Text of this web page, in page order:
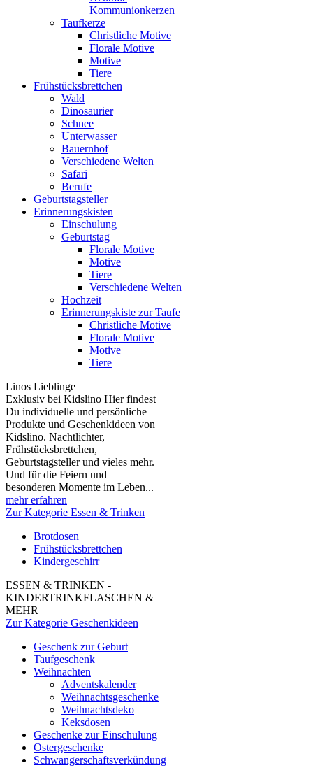
Kommunionkerzen
Taufkerze
Christliche Motive
Florale Motive
Motive
Tiere
Frühstücksbrettchen
Wald
Dinosaurier
Schnee
Unterwasser
Bauernhof
Verschiedene Welten
Safari
Berufe
Geburtstagsteller
Erinnerungskisten
Einschulung
Geburtstag
Florale Motive
Motive
Tiere
Verschiedene Welten
Hochzeit
Erinnerungskiste zur Taufe
Christliche Motive
Florale Motive
Motive
Tiere
Linos Lieblinge
Exklusiv bei Kidslino Hier findest
Du individuelle und persönliche
Produkte und Geschenkideen von
Kidslino. Nachtlichter,
Frühstücksbrettchen,
Geburtstagsteller und vieles mehr.
Und für die Feiern und
besonderen Momente im Leben...
mehr erfahren
Zur Kategorie Essen & Trinken
Brotdosen
Frühstücksbrettchen
Kindergeschirr
ESSEN & TRINKEN -
KINDERTRINKFLASCHEN &
MEHR
Zur Kategorie Geschenkideen
Geschenk zur Geburt
Taufgeschenk
Weihnachten
Adventskalender
Weihnachtsgeschenke
Weihnachtsdeko
Keksdosen
Geschenke zur Einschulung
Ostergeschenke
Schwangerschaftsverkündung